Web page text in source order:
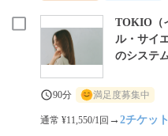
TOKIO（
ル・サイ
のシステ
90分 満足度募集中
通常 ¥11,550/1回 →2チケッ